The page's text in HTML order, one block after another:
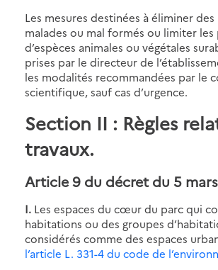
Les mesures destinées à éliminer des
malades ou mal formés ou limiter
d’espèces animales ou végétales
prises par le directeur de
les modalités recommandées par le
scientifique, sauf cas d’urgence.
Section II : Règles
travaux.
Article 9 du décret du 5
I. Les espaces du cœur du parc qui
habitations ou des groupes
considérés comme des espaces
l’article L. 331-4 du code de